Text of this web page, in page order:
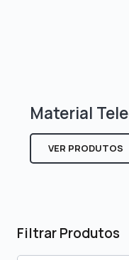
Filtrar Produtos
Material
VER PRODUTOS